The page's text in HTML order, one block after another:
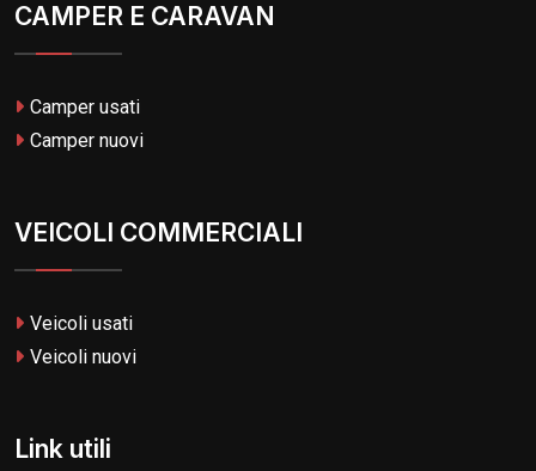
CAMPER E CARAVAN
Camper usati
Camper nuovi
VEICOLI COMMERCIALI
Veicoli usati
Veicoli nuovi
Link utili